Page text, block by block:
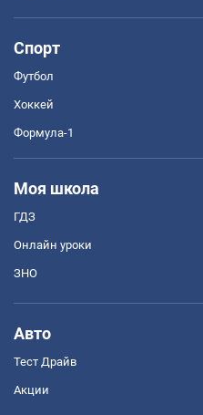
Спорт
Футбол
Хоккей
Формула-1
Моя школа
ГДЗ
Онлайн уроки
ЗНО
Авто
Тест Драйв
Акции